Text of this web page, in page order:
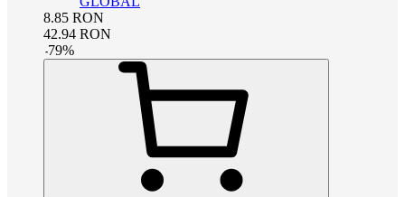
8.85 RON
42.94 RON
-79%